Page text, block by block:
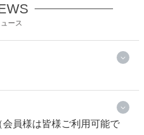
ース
員様は皆様ご利用可能で